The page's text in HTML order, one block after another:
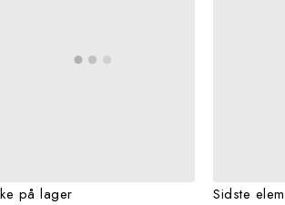
på lager
Sidste